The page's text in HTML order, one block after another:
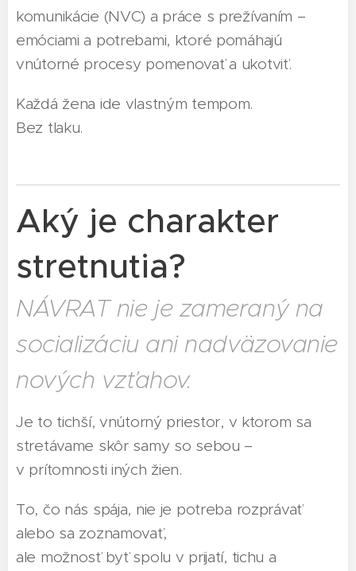
komunikácie (NVC) a práce s prežívaním –
emóciami a potrebami, ktoré pomáhajú
vnútorné procesy pomenovať a ukotviť.
Každá žena ide vlastným tempom.
Bez tlaku.
Aký je charakter
stretnutia?
NÁVRAT nie je zameraný na
socializáciu ani nadväzovanie
nových vzťahov.
Je to tichší, vnútorný priestor, v ktorom sa
stretávame skôr samy so sebou –
v prítomnosti iných žien.
To, čo nás spája, nie je potreba rozprávať
alebo sa zoznamovať,
ale možnosť byť spolu v prijatí, tichu a